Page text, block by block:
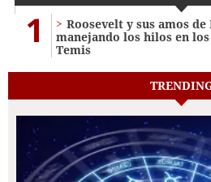
1
Roosevelt y sus amos
manejando los hilos en
Temis